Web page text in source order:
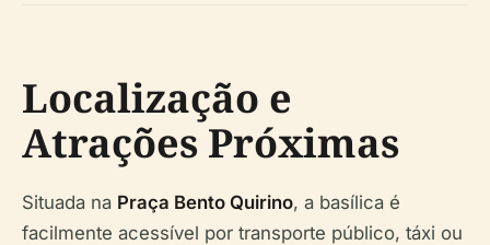
Localização e
Atrações Próximas
Situada na Praça Bento Quirino, a basílica é
facilmente acessível por transporte público, táxi ou